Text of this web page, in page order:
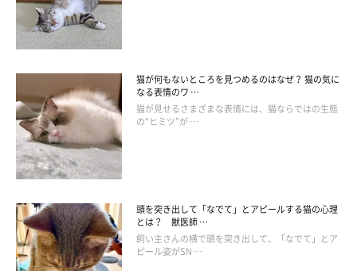
猫にとってストレスになる出来事
続いて、猫にとってストレスになるイベントや出来事と、その対
猫が何もないところを見つめるのはなぜ？ 猫の気に
なる表情のワ …
猫が見せるさまざまな表情には、猫ならではの生態
の“ヒミツ”が …
頭を突き出して「なでて」とアピールする猫の心理
とは？ 獣医師 …
飼い主さんの横で頭を突き出して、「なでて」とア
ピール姿がSN …